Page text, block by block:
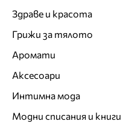
Здраве и красота
Грижи за тялото
Аромати
Аксесоари
Интимна мода
Модни списания и книги